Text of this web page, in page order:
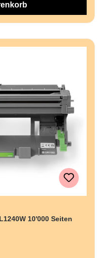
10'000 Seiten